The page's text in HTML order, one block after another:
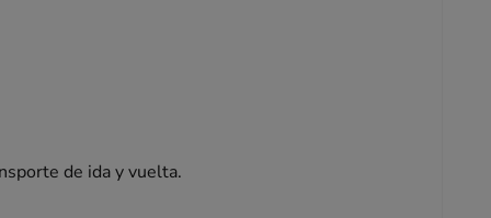
de ida y vuelta.